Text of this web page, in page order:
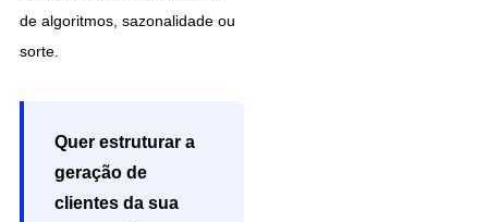
de algoritmos, sazonalidade ou
sorte.
Quer estruturar a
geração de
clientes da sua